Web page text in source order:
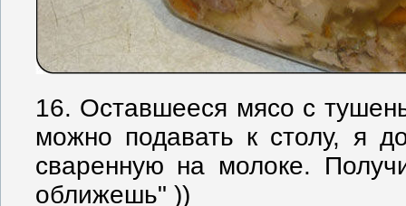
16. Оставшееся мясо с
можно подавать к столу, я
сваренную на молоке.
оближешь" ))